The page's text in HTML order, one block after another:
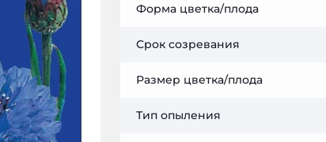
Форма цветка/плода
Срок созревания
Размер цветка/плода
Тип опыления